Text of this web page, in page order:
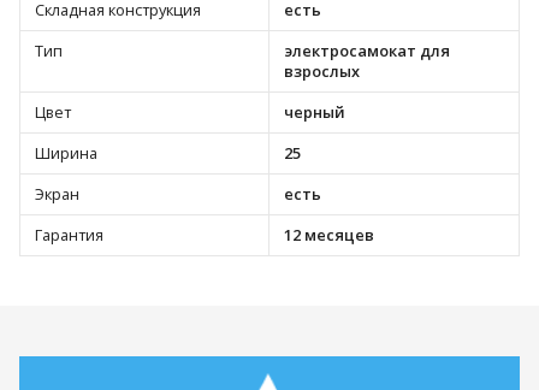
Складная конструкция
есть
Тип
электросамокат для
взрослых
Цвет
черный
Ширина
25
Экран
есть
Гарантия
12 месяцев